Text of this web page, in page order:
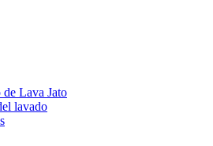
Lava Jato
lavado